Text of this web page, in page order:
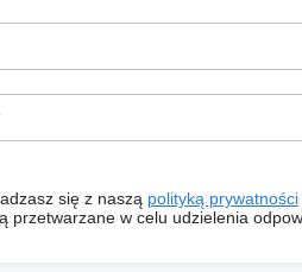
się z naszą polityką prywatności
przetwarzane w celu udzielenia